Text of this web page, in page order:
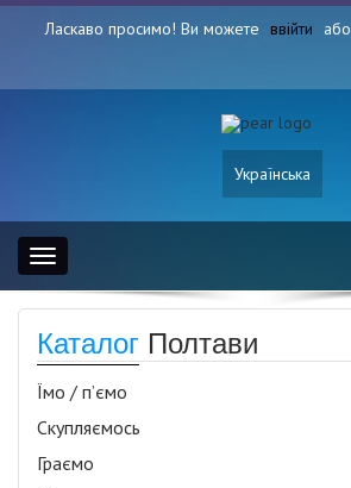
Ласкаво просимо! Ви можете ввійти або
Українська
Toggle
navigation
Каталог Полтави
Їмо / п’ємо
Скупляємось
Граємо